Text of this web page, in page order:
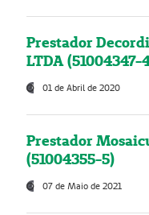
Prestador
LTDA (51004347-
01 de Abril de 2020
Prestador
(51004355-5)
07 de Maio de 2021